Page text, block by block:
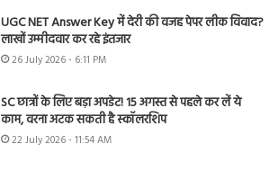
UGC NET Answer Key में देरी की वजह पेपर लीक विवाद?
लाखों उम्मीदवार कर रहे इंतजार
26 July 2026 - 6:11 PM
SC छात्रों के लिए बड़ा अपडेट! 15 अगस्त से पहले कर लें ये
काम, वरना अटक सकती है स्कॉलरशिप
22 July 2026 - 11:54 AM